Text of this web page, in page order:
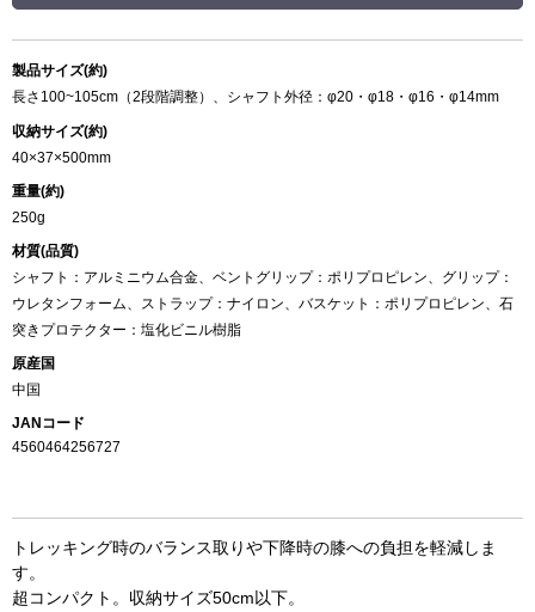
製品サイズ(約)
長さ100~105cm（2段階調整）、シャフト外径：φ20・φ18・φ16・φ14mm
収納サイズ(約)
40×37×500mm
重量(約)
250g
材質(品質)
シャフト：アルミニウム合金、ベントグリップ：ポリプロピレン、グリップ：
ウレタンフォーム、ストラップ：ナイロン、バスケット：ポリプロピレン、石
突きプロテクター：塩化ビニル樹脂
原産国
中国
JANコード
4560464256727
トレッキング時のバランス取りや下降時の膝への負担を軽減しま
す。
超コンパクト。収納サイズ50cm以下。